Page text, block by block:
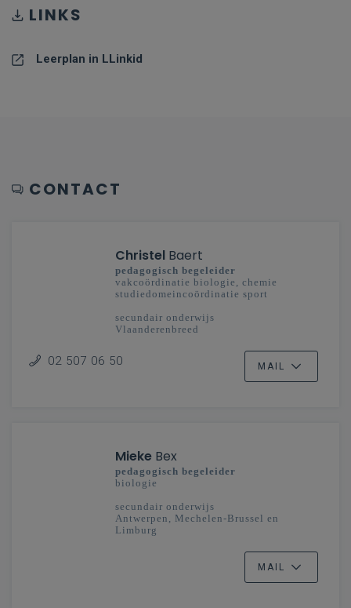
LINKS
Leerplan in LLinkid
CONTACT
Christel Baert
pedagogisch begeleider
vakcoördinatie biologie, chemie
studiedomeincoördinatie sport
secundair onderwijs
Vlaanderenbreed
02 507 06 50 MAIL
Mieke Bex
pedagogisch begeleider
biologie
secundair onderwijs
Antwerpen, Mechelen-Brussel en
Limburg
MAIL